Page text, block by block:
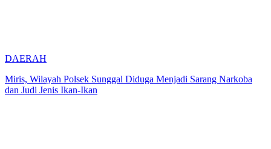
DAERAH
Miris, Wilayah Polsek Sunggal Diduga Menjadi Sarang Narkoba
dan Judi Jenis Ikan-Ikan